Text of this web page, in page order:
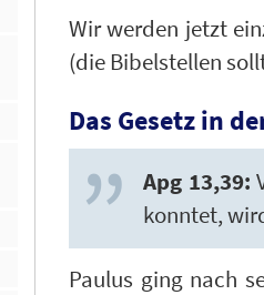
Wir werden jetzt
(die Bibelstellen
Das Gesetz in
Apg 13,39:
konntet,
Paulus ging nach